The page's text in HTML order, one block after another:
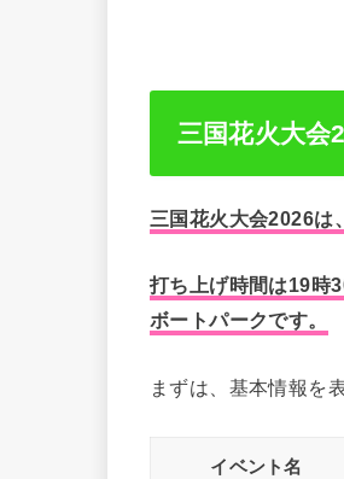
三国花火大会
三国花火大会2026は
打ち上げ時間は19時
ボートパークです。
まずは、基本情報を
イベント名